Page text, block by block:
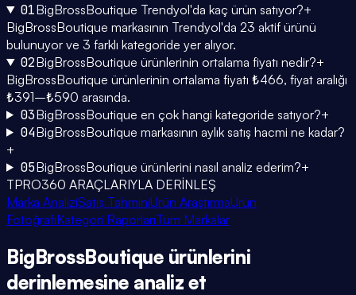
01BigBrossBoutique Trendyol'da kaç ürün satıyor?+
BigBrossBoutique markasının Trendyol'da 23 aktif ürünü
bulunuyor ve 3 farklı kategoride yer alıyor.
02BigBrossBoutique ürünlerinin ortalama fiyatı nedir?+
BigBrossBoutique ürünlerinin ortalama fiyatı ₺466, fiyat aralığı
₺391–₺590 arasında.
03BigBrossBoutique en çok hangi kategoride satıyor?+
04BigBrossBoutique markasının aylık satış hacmi ne kadar?
+
05BigBrossBoutique ürünlerini nasıl analiz ederim?+
TPRO360 ARAÇLARIYLA DERİNLEŞ
Marka AnaliziSatış TahminiÜrün AraştırmaÜrün
FotoğrafıKategori RaporlarıTüm Markalar
BigBrossBoutique ürünlerini
derinlemesine analiz et